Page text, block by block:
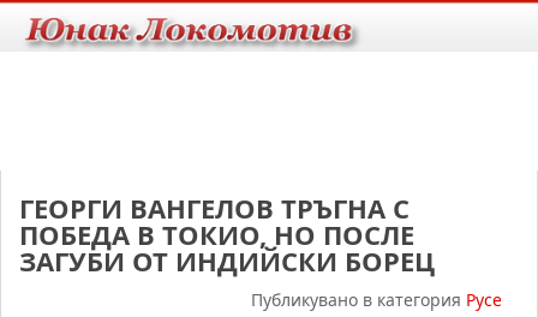
ГЕОРГИ ВАНГЕЛОВ ТРЪГНА С
ПОБЕДА В ТОКИО, НО ПОСЛЕ
ЗАГУБИ ОТ ИНДИЙСКИ БОРЕЦ
Публикувано в категория Русе